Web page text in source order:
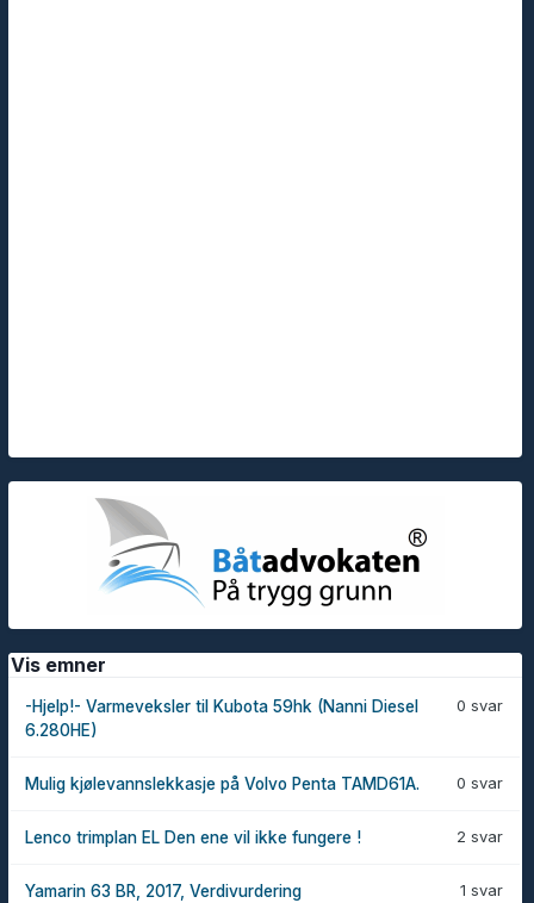
Vis emner
0 svar
-Hjelp!- Varmeveksler til Kubota 59hk (Nanni Diesel
6.280HE)
0 svar
Mulig kjølevannslekkasje på Volvo Penta TAMD61A.
2 svar
Lenco trimplan EL Den ene vil ikke fungere !
1 svar
Yamarin 63 BR, 2017, Verdivurdering